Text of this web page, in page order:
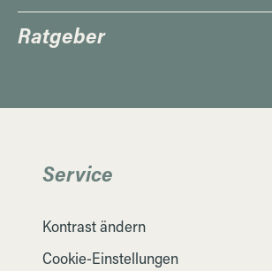
Ratgeber
Service
Kontrast ändern
Cookie-Einstellungen